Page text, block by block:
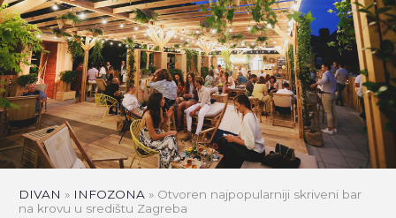
DIVAN » INFOZONA » Otvoren najpopularniji skriveni bar
na krovu u središtu Zagreba